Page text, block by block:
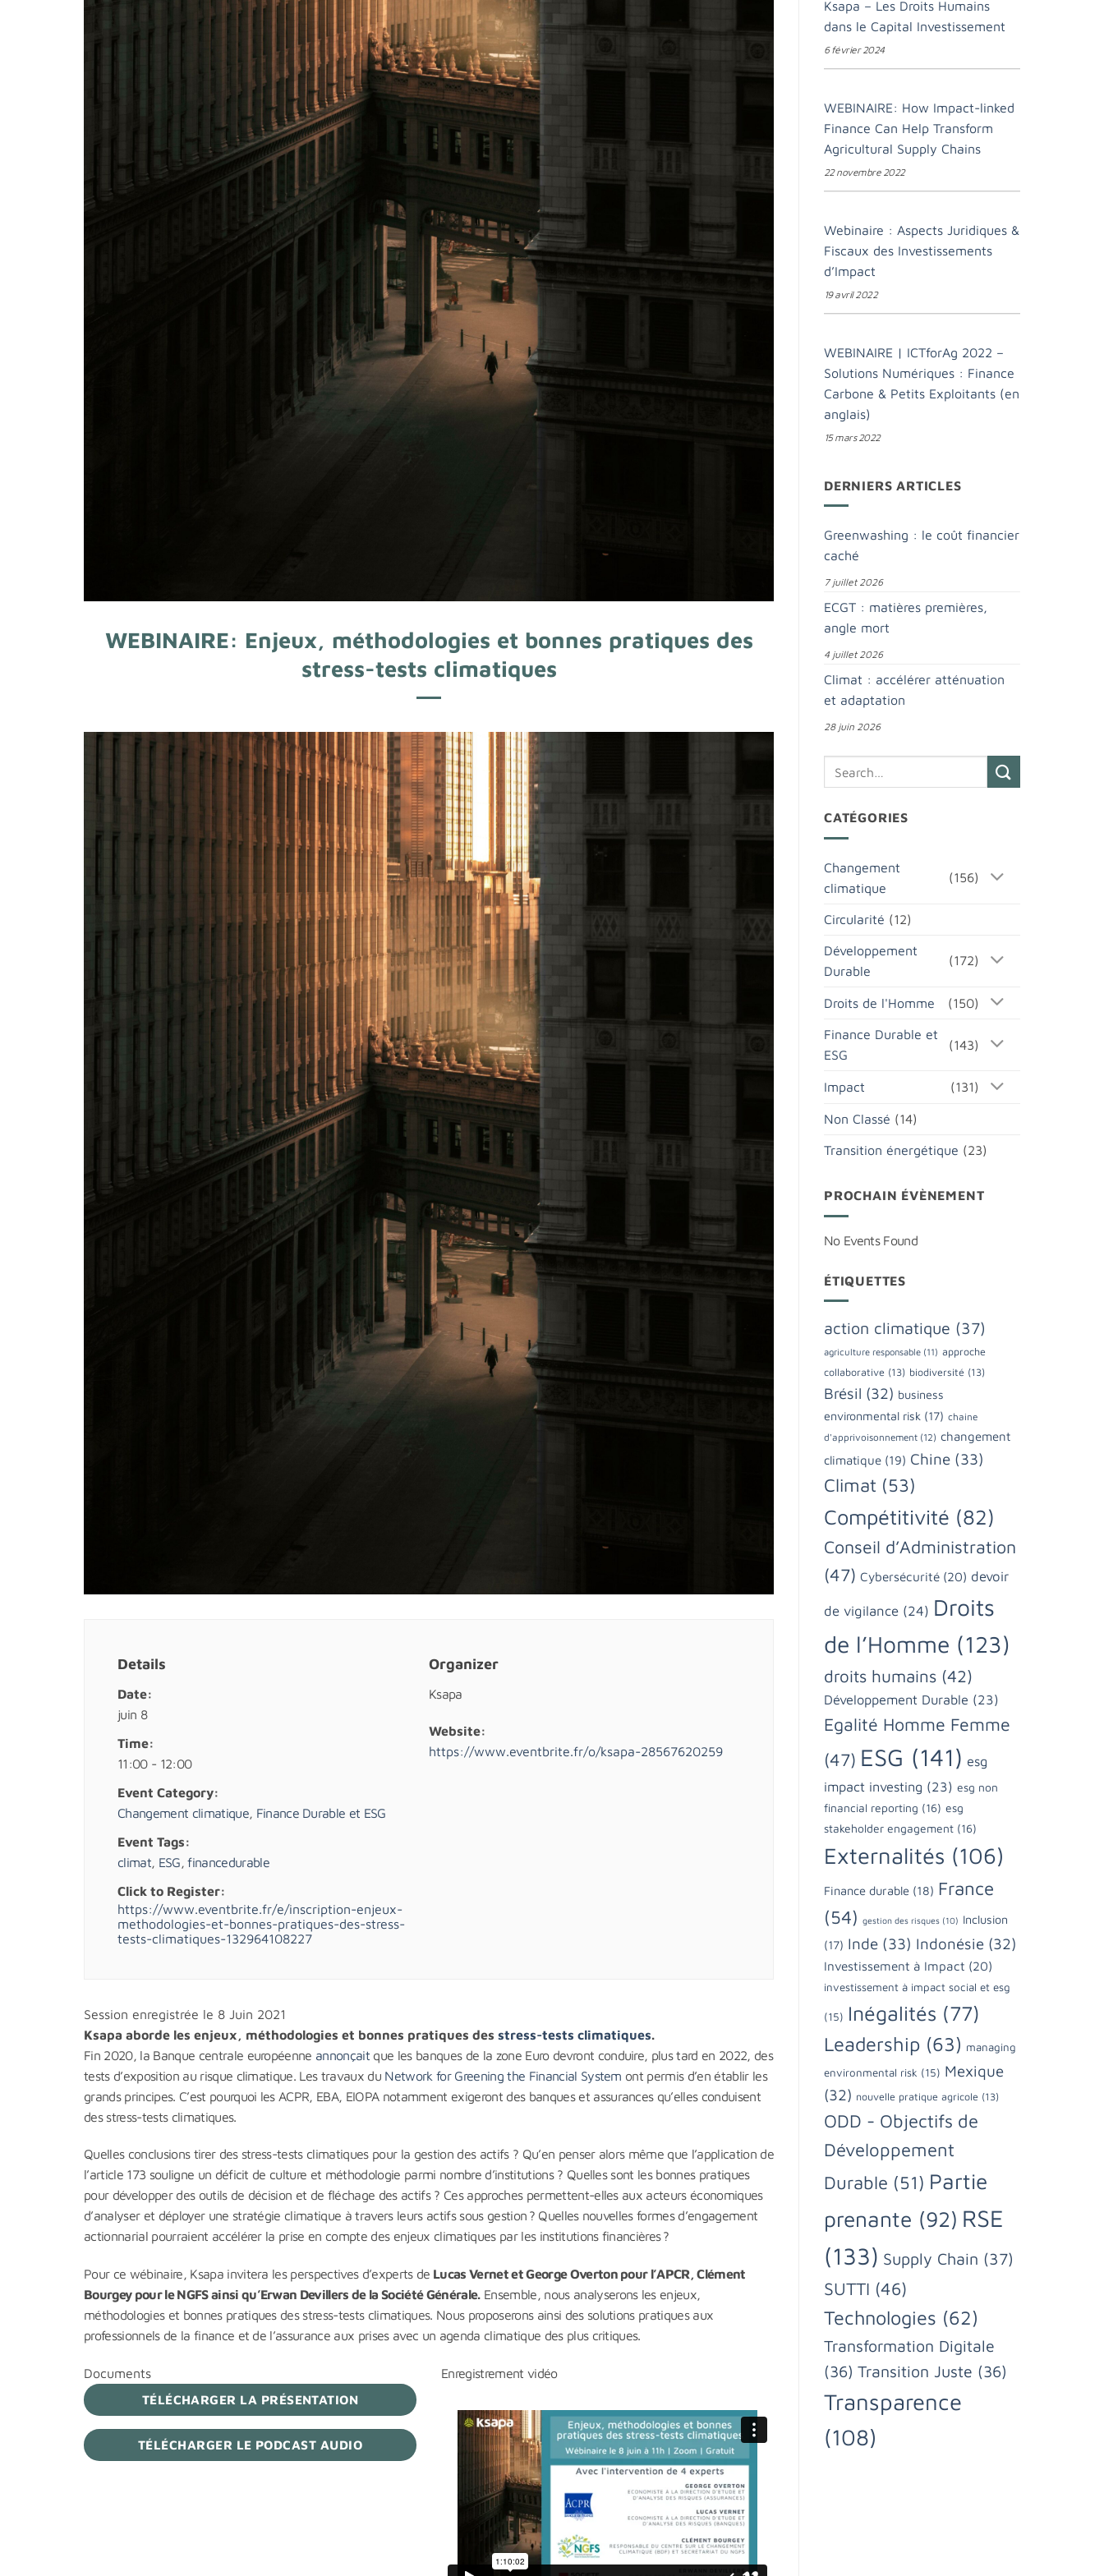
WEBINAIRE: Enjeux, méthodologies et bonnes pratiques des
stress-tests climatiques
Details
Date:
juin 8
Time:
11:00 - 12:00
Event Category:
Changement climatique, Finance Durable et ESG
Event Tags:
climat, ESG ,financedurable
Click to Register:
https://www.eventbrite.fr/e/inscription-enjeux-
methodologies-et-bonnes-pratiques-des-stress-
tests-climatiques-132964108227
Organizer
Ksapa
Website:
https://www.eventbrite.fr/o/ksapa-28567620259
Session enregistrée le 8 Juin 2021
Ksapa aborde les enjeux, méthodologies et bonnes pratiques des stress-tests climatiques.
Fin 2020, la Banque centrale européenne annonçait que les banques de la zone Euro devront conduire, plus tard en 2022, des
tests d’exposition au risque climatique. Les travaux du Network for Greening the Financial System ont permis d’en établir les
grands principes. C’est pourquoi les ACPR, EBA, EIOPA notamment exigeront des banques et assurances qu’elles conduisent
des stress-tests climatiques.
Quelles conclusions tirer des stress-tests climatiques pour la gestion des actifs ? Qu’en penser alors même que l’application de
l’article 173 souligne un déficit de culture et méthodologie parmi nombre d’institutions ? Quelles sont les bonnes pratiques
pour développer des outils de décision et de fléchage des actifs ? Ces approches permettent-elles aux acteurs économiques
d’analyser et déployer une stratégie climatique à travers leurs actifs sous gestion ? Quelles nouvelles formes d’engagement
actionnarial pourraient accélérer la prise en compte des enjeux climatiques par les institutions financières ?
Pour ce wébinaire, Ksapa invitera les perspectives d’experts de Lucas Vernet et George Overton pour l’APCR, Clément
Bourgey pour le NGFS ainsi qu’Erwan Devillers de laSociété Générale.Ensemble, nous analyserons les enjeux,
méthodologies et bonnes pratiques des stress-tests climatiques. Nous proposerons ainsi des solutions pratiques aux
professionnels de la finance et de l’assurance aux prises avec un agenda climatique des plus critiques.
Documents
TÉLÉCHARGER LA PRÉSENTATION
TÉLÉCHARGER LE PODCAST AUDIO
Enregistrement vidéo
Ksapa – Les Droits Humains
dans le Capital Investissement
6 février 2024
WEBINAIRE: How Impact-linked
Finance Can Help Transform
Agricultural Supply Chains
22 novembre 2022
Webinaire : Aspects Juridiques &
Fiscaux des Investissements
d’Impact
19 avril 2022
WEBINAIRE | ICTforAg 2022 –
Solutions Numériques : Finance
Carbone & Petits Exploitants (en
anglais)
15 mars 2022
DERNIERS ARTICLES
Greenwashing : le coût financier
caché
7 juillet 2026
ECGT : matières premières,
angle mort
4 juillet 2026
Climat : accélérer atténuation
et adaptation
28 juin 2026
CATÉGORIES
Changement
climatique
(156)
Circularité (12)
Développement
Durable
(172)
Droits de l'Homme (150)
Finance Durable et
ESG
(143)
Impact (131)
Non Classé (14)
Transition énergétique (23)
PROCHAIN ÉVÈNEMENT
No Events Found
ÉTIQUETTES
action climatique (37)
agriculture responsable (11) approche
collaborative (13) biodiversité (13)
Brésil (32) business
environmental risk (17) chaine
d'apprivoisonnement (12) changement
climatique (19) Chine (33)
Climat (53)
Compétitivité (82)
Conseil d’Administration
(47) Cybersécurité (20) devoir
de vigilance (24) Droits
de l’Homme (123)
droits humains (42)
Développement Durable (23)
Egalité Homme Femme
(47) ESG (141) esg
impact investing (23) esg non
financial reporting (16) esg
stakeholder engagement (16)
Externalités (106)
Finance durable (18) France
(54) gestion des risques (10) Inclusion
(17) Inde (33) Indonésie (32)
Investissement à Impact (20)
investissement à impact social et esg
(15) Inégalités (77)
Leadership (63) managing
environmental risk (15) Mexique
(32) nouvelle pratique agricole (13)
ODD - Objectifs de
Développement
Durable (51) Partie
prenante (92) RSE
(133) Supply Chain (37)
SUTTI (46)
Technologies (62)
Transformation Digitale
(36) Transition Juste (36)
Transparence
(108)